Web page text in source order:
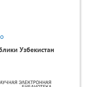
Узбекистан